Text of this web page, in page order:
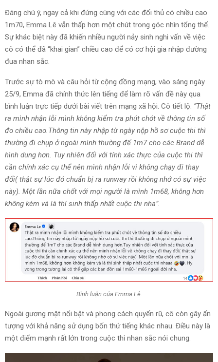
Đáng chú ý, ngay cả khi đứng cùng với các đối thủ có chiều cao
1m70, Emma Lê vẫn thấp hơn một chút trong góc nhìn tổng thể.
Sự khác biệt này đã khiến nhiều người nảy sinh nghi vấn về việc
cô có thể đã “khai gian” chiều cao để có cơ hội gia nhập đường
đua nhan sắc.
Trước sự tò mò và câu hỏi từ cộng đồng mạng, vào sáng ngày
25/9, Emma đã chính thức lên tiếng để làm rõ vấn đề này qua
bình luận trực tiếp dưới bài viết trên mạng xã hội. Cô tiết lộ: “Thật
ra mình nhận lỗi mình không kiểm tra phút chót về thông tin số
đo chiều cao.Thông tin này nhập từ ngày nộp hồ sơ cuộc thi thì
thường đi chụp ở ngoài mình thường để 1m7 cho các Brand dễ
hình dung hơn. Tuy nhiên đối với tính xác thực của cuộc thi thì
cần chính xác cụ thể nên mình nhận lỗi vì không chạy đi thay
đổi( thật sự lúc đó chuẩn bị ra runway rồi không nhớ có sự việc
này). Một lần nữa chốt với mọi người là mình 1m68, không hơn
không kém và là thí sinh thấp nhất cuộc thi nha”.
Bình luận của Emma Lê.
Ngoài gương mặt nổi bật và phong cách quyến rũ, cô còn gây ấn
tượng với khả năng sử dụng bốn thứ tiếng khác nhau. Điều này là
một điểm mạnh rất lớn trong cuộc thi nhan sắc nói chung.